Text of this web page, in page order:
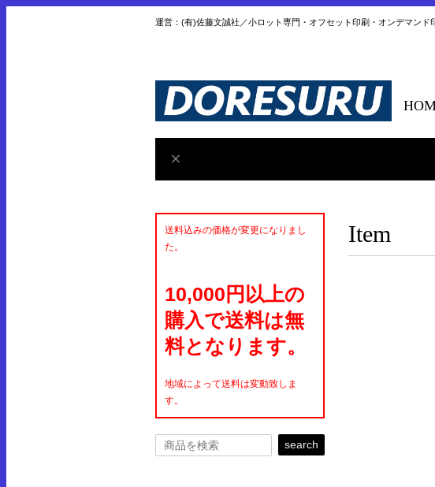
運営：(有)佐藤文誠社／小ロット専門・オフセット印刷・オンデマン
Item
送料込みの価格が変更になりまし
た。
10,000円以上の
購入で送料は無
料となります。
地域によって送料は変動致しま
す。
search